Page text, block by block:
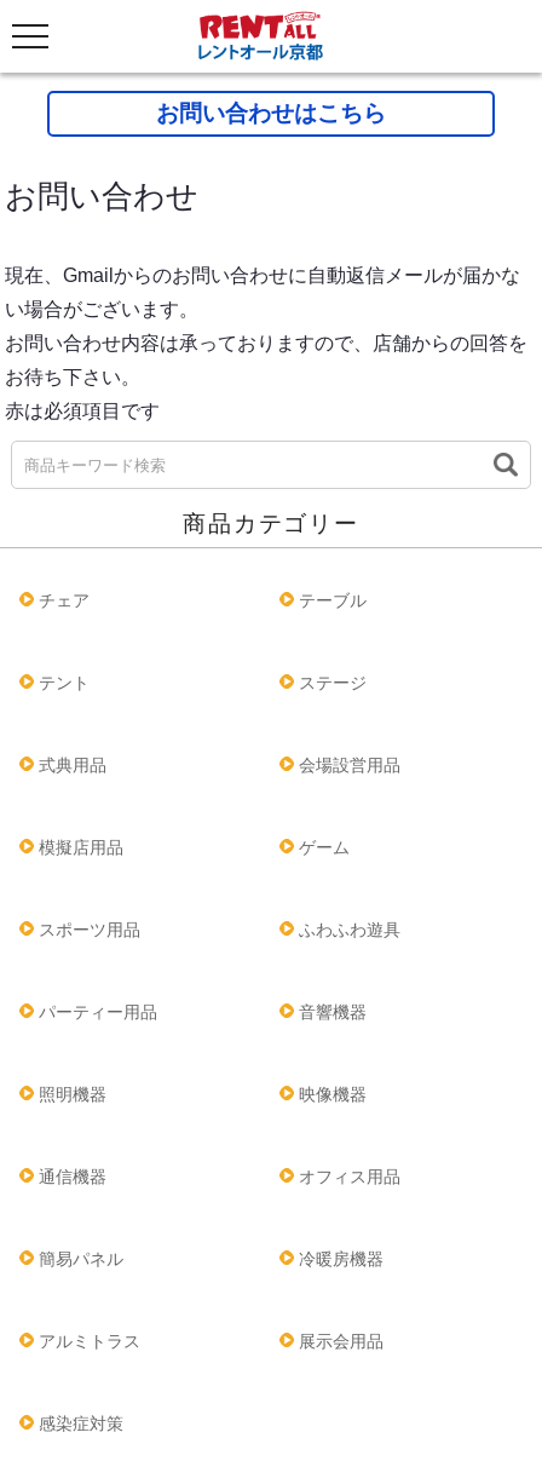
お問い合わせはこちら
商品カテゴリー
チェア テーブル
テント ステージ
式典用品 会場設営用品
模擬店用品 ゲーム
スポーツ用品 ふわふわ遊具
パーティー用品 音響機器
照明機器 映像機器
通信機器 オフィス用品
簡易パネル 冷暖房機器
アルミトラス 展示会用品
感染症対策
お問い合わせ
現在、Gmailからのお問い合わせに自動返信メールが届かな
い場合がございます。
お問い合わせ内容は承っておりますので、店舗からの回答を
お待ち下さい。
赤は必須項目です